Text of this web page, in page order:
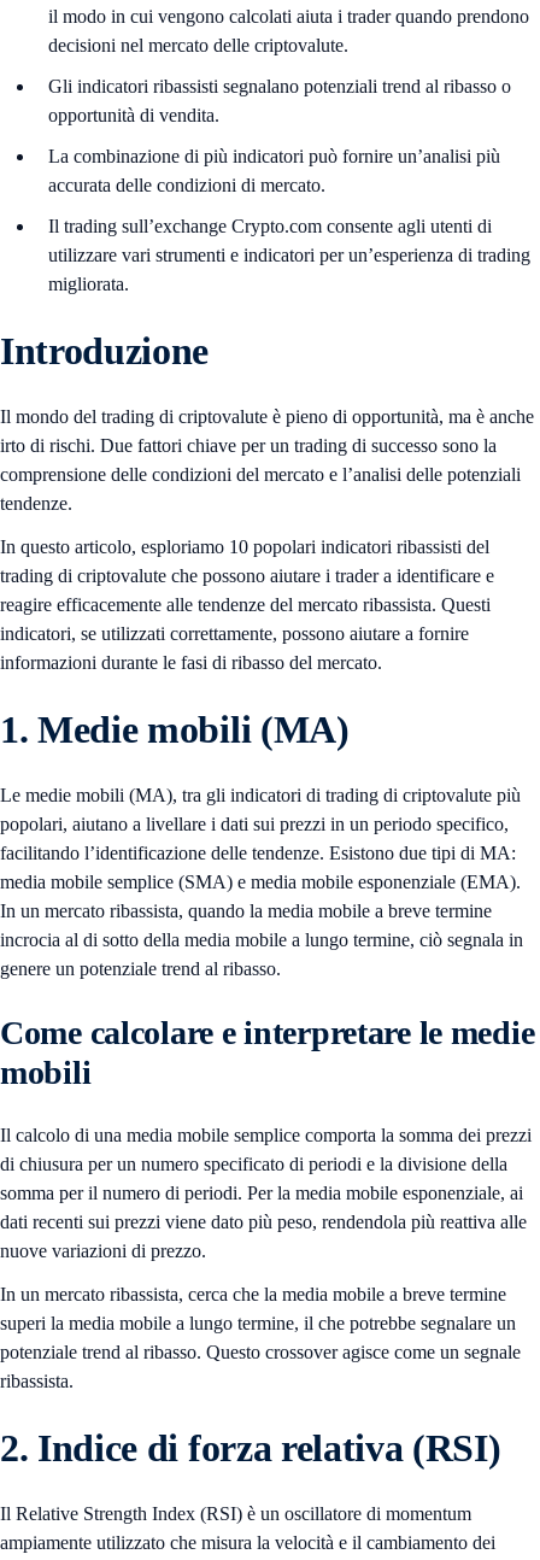
il modo in cui vengono calcolati aiuta i trader quando prendono
decisioni nel mercato delle criptovalute.
Gli indicatori ribassisti segnalano potenziali trend al ribasso o
opportunità di vendita.
La combinazione di più indicatori può fornire un’analisi più
accurata delle condizioni di mercato.
Il trading sull’exchange Crypto.com consente agli utenti di
utilizzare vari strumenti e indicatori per un’esperienza di trading
migliorata.
Introduzione
Il mondo del trading di criptovalute è pieno di opportunità, ma è anche
irto di rischi. Due fattori chiave per un trading di successo sono la
comprensione delle condizioni del mercato e l’analisi delle potenziali
tendenze.
In questo articolo, esploriamo 10 popolari indicatori ribassisti del
trading di criptovalute che possono aiutare i trader a identificare e
reagire efficacemente alle tendenze del mercato ribassista. Questi
indicatori, se utilizzati correttamente, possono aiutare a fornire
informazioni durante le fasi di ribasso del mercato.
1. Medie mobili (MA)
Le medie mobili (MA), tra gli indicatori di trading di criptovalute più
popolari, aiutano a livellare i dati sui prezzi in un periodo specifico,
facilitando l’identificazione delle tendenze. Esistono due tipi di MA:
media mobile semplice (SMA) e media mobile esponenziale (EMA).
In un mercato ribassista, quando la media mobile a breve termine
incrocia al di sotto della media mobile a lungo termine, ciò segnala in
genere un potenziale trend al ribasso.
Come calcolare e interpretare le medie
mobili
Il calcolo di una media mobile semplice comporta la somma dei prezzi
di chiusura per un numero specificato di periodi e la divisione della
somma per il numero di periodi. Per la media mobile esponenziale, ai
dati recenti sui prezzi viene dato più peso, rendendola più reattiva alle
nuove variazioni di prezzo.
In un mercato ribassista, cerca che la media mobile a breve termine
superi la media mobile a lungo termine, il che potrebbe segnalare un
potenziale trend al ribasso. Questo crossover agisce come un segnale
ribassista.
2. Indice di forza relativa (RSI)
Il Relative Strength Index (RSI) è un oscillatore di momentum
ampiamente utilizzato che misura la velocità e il cambiamento dei